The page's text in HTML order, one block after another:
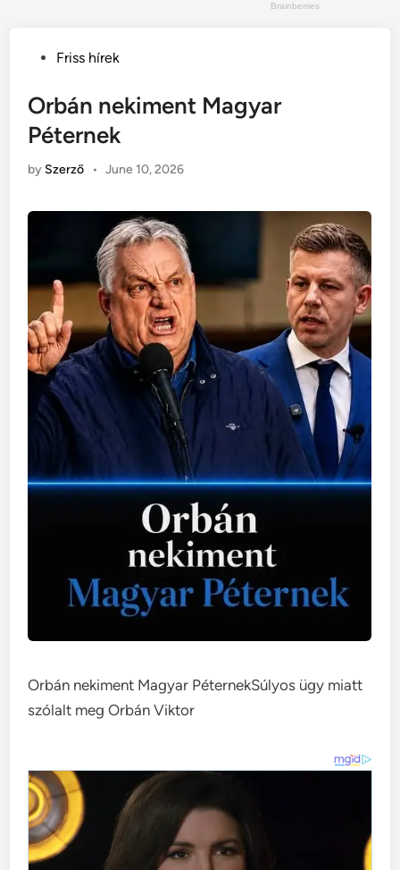
PostedFriss hírek
Orbán nekiment Magyar
Péternek
by Szerző • June 10, 2026
Orbán nekiment Magyar PéternekSúlyos ügy miatt
szólalt meg Orbán Viktor